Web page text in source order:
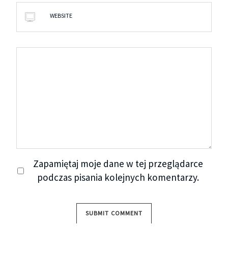
WEBSITE
Zapamiętaj moje dane w tej przeglądarce
podczas pisania kolejnych komentarzy.